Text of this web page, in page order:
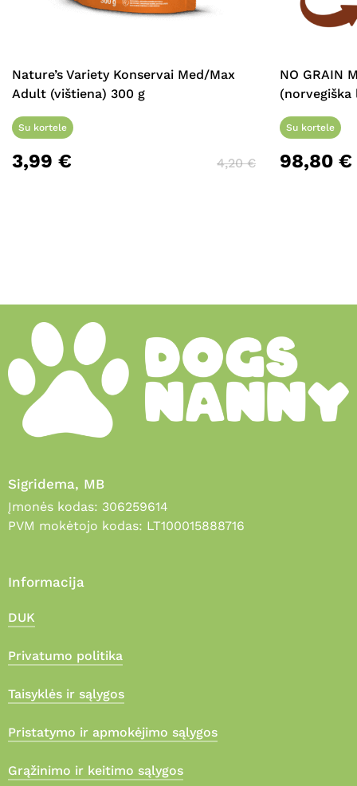
Nature’s Variety Konservai Med/Max
Adult (vištiena) 300 g
Su kortele
3,99 € 4,20€
NO GRAIN
(norvegiška
Su kortele
98,80 €
Sigridema, MB
Įmonės kodas: 306259614
PVM mokėtojo kodas: LT100015888716
Informacija
DUK
Privatumo politika
Taisyklės ir sąlygos
Pristatymo ir apmokėjimo sąlygos
Grąžinimo ir keitimo sąlygos